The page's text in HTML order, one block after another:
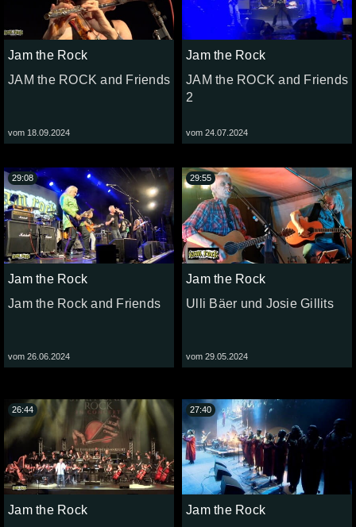
Jam the Rock
JAM the ROCK and Friends
vom 18.09.2024
Jam the Rock
JAM the ROCK and Friends
2
vom 24.07.2024
Jam the Rock
Jam the Rock and Friends
vom 26.06.2024
29:08
Jam the Rock
Ulli Bäer und Josie Gillits
vom 29.05.2024
29:55
Jam the Rock
26:44
Jam the Rock
27:40